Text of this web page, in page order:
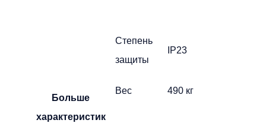
Больше
характеристик
Степень
защиты
IP23
Вес 490 кг